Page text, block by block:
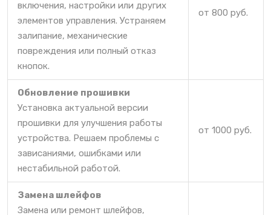
включения, настройки или других
элементов управления. Устраняем
залипание, механические
повреждения или полный отказ
кнопок.
от 800 руб.
Обновление прошивки
Установка актуальной версии
прошивки для улучшения работы
устройства. Решаем проблемы с
зависаниями, ошибками или
нестабильной работой.
от 1000 руб.
Замена шлейфов
Замена или ремонт шлейфов,